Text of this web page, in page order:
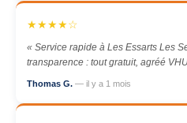
★★★★☆
« Service rapide à Les Essarts Les
transparence : tout gratuit, agréé
Thomas G. — il y a 1 mois